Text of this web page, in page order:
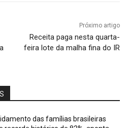
Próximo artigo
Receita paga nesta quarta-
feira lote da malha fina do IR
das famílias brasileiras